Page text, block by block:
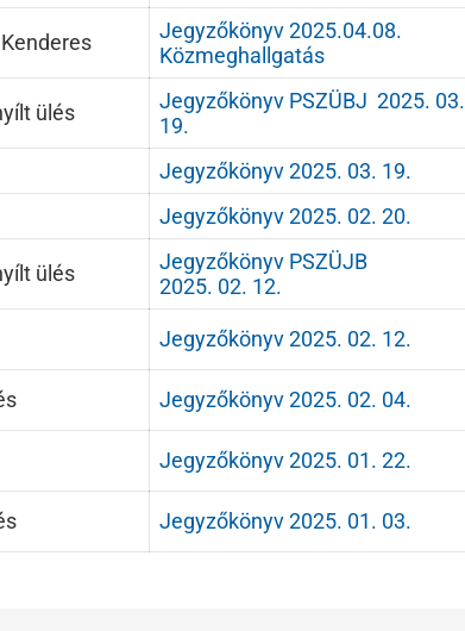
Jegyzőkönyv 2025.04.08.
Közmeghallgatás
ülés
Jegyzőkönyv PSZÜBJ 2025. 03.
19.
Jegyzőkönyv 2025. 03. 19.
Jegyzőkönyv 2025. 02. 20.
ülés
Jegyzőkönyv PSZÜJB
2025. 02. 12.
Jegyzőkönyv 2025. 02. 12.
Jegyzőkönyv 2025. 02. 04.
Jegyzőkönyv 2025. 01. 22.
Jegyzőkönyv 2025. 01. 03.